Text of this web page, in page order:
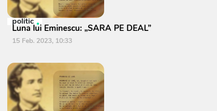
politic
Luna lui Eminescu: „SARA PE DEAL”
15 Feb. 2023, 10:33